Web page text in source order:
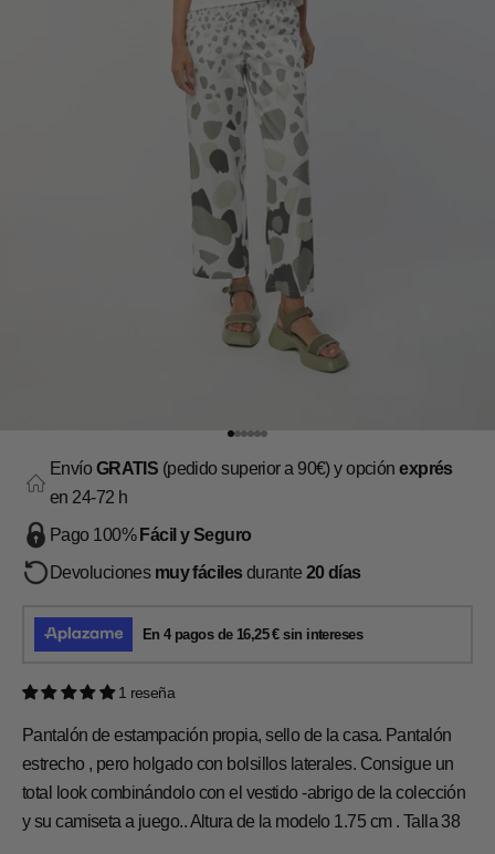
Ir al artículo 1
Ir al artículo 2
Ir al artículo 3
Ir al artículo 4
Ir al artículo 5
Ir al artículo 6
Envío GRATIS (pedido superior a 90€) y opciónexprés
en 24-72 h
Pago 100%Fácil y Seguro
Devoluciones muy fáciles durante 20 días
1 reseña
Pantalón de estampación propia, sello de la casa. Pantalón
estrecho , pero holgado con bolsillos laterales. Consigue un
total look combinándolo con el vestido -abrigo de la colección
y su camiseta a juego.. Altura de la modelo 1.75 cm . Talla 38